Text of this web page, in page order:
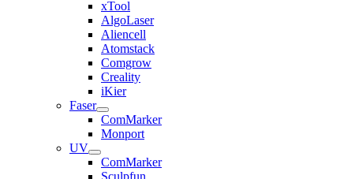
xTool
AlgoLaser
Aliencell
Atomstack
Comgrow
Creality
iKier
Faser
ComMarker
Monport
UV
ComMarker
Sculpfun